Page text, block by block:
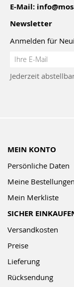
E-Mail:
Newsletter
Anmelden für
Anmeldung
Newsletter:
Jederzeit
MEIN KONTO
Persönliche Daten
Meine Bestellungen
Mein Merkliste
SICHER
Versandkosten
Preise
Lieferung
Rücksendung